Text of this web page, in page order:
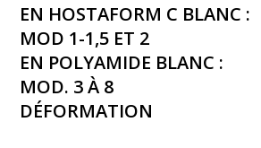
EN HOSTAFORM C BLANC :
MOD 1-1,5 ET 2
EN POLYAMIDE BLANC :
MOD. 3 À 8
DÉFORMATION